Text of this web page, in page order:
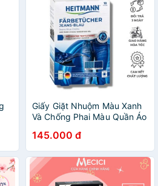
Giấy Giặt Nhuộm Màu Xanh
Và Chống Phai Màu Quần Áo
Hàng Nội Địa Đức
145.000 đ